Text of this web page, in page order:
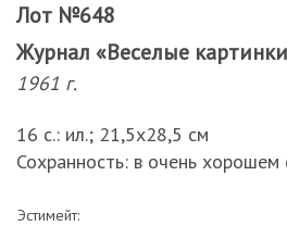
Лот №648
Журнал «Веселые
1961 г.
16 с.: ил.; 21,5х28,5 см
Сохранность: в очень хорошем
Эстимейт: